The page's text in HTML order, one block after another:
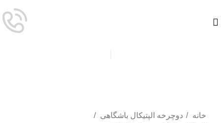
خانه
دوچرخه الپتیکال باشگاهی